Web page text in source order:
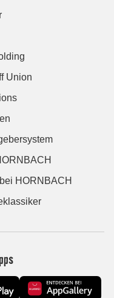
Union
HORNBACH